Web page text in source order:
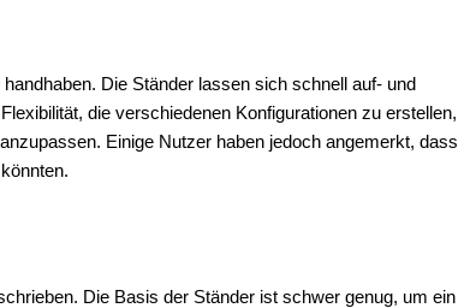
Die Ständer lassen sich schnell auf- und
die verschiedenen Konfigurationen zu erstellen,
Einige Nutzer haben jedoch angemerkt, dass
Die Basis der Ständer ist schwer genug, um ein